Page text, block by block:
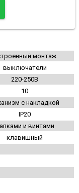
монтаж
выключатели
220-250В
10
с накладкой
IP20
и винтами
клавишный